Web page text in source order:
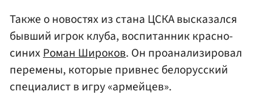
Также о новостях из стана ЦСКА высказался
бывший игрок клуба, воспитанник красно-
синихРоман Широков. Он проанализировал
перемены, которые привнес белорусский
специалист в игру «армейцев».